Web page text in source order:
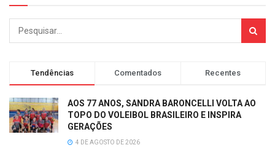
Tendências Comentados Recentes
AOS 77 ANOS, SANDRA BARONCELLI VOLTA AO
TOPO DO VOLEIBOL BRASILEIRO E INSPIRA
GERAÇÕES
4 DE AGOSTO DE 2026